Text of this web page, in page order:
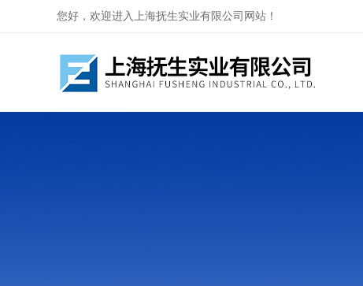
您好，欢迎进入上海抚生实业有限公司网站！